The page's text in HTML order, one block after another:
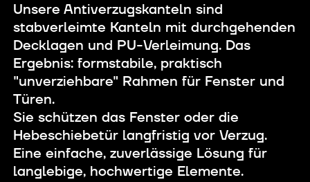
Unsere Antiverzugskanteln sind
stabverleimte Kanteln mit durchgehenden
Decklagen und PU-Verleimung. Das
Ergebnis: formstabile, praktisch
"unverziehbare" Rahmen für Fenster und
Türen.
Sie schützen das Fenster oder die
Hebeschiebetür langfristig vor Verzug.
Eine einfache, zuverlässige Lösung für
langlebige, hochwertige Elemente.